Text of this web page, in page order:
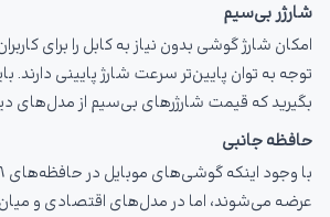
شارژر بی‌سیم
امکان شارژ گوشی بدون نیاز به کابل را برای
توجه به توان پایین‌تر سرعت شارژ پایینی دارند.
بگیرید که قیمت شارژرهای بی‌سیم از مدل‌های
حافظه جانبی
عرضه می‌شوند، اما در مدل‌های اقتصادی و